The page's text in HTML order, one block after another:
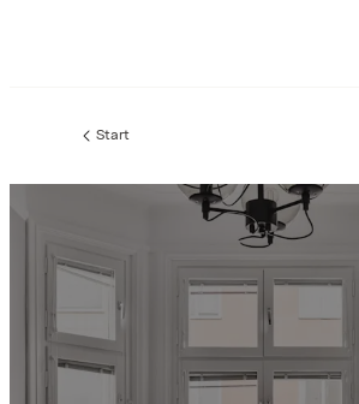
Start